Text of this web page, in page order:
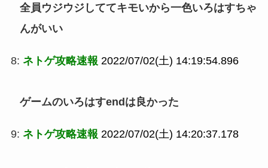
全員ウジウジしててキモいから一色いろはすちゃ
んがいい
8: ネトゲ攻略速報 2022/07/02(土) 14:19:54.896
ゲームのいろはすendは良かった
9: ネトゲ攻略速報 2022/07/02(土) 14:20:37.178